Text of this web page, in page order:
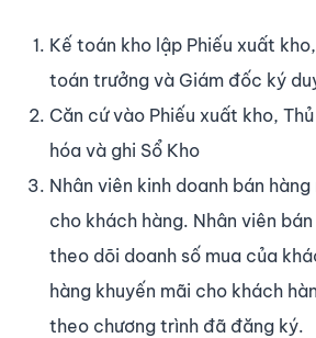
Kế toán kho lập Phiếu xuất
toán trưởng và Giám đốc ký
Căn cứ vào Phiếu xuất kho,
hóa và ghi Sổ Kho
Nhân viên kinh doanh bán
cho khách hàng. Nhân viên
theo dõi doanh số mua của
hàng khuyến mãi cho khách
theo chương trình đã đăng ký.